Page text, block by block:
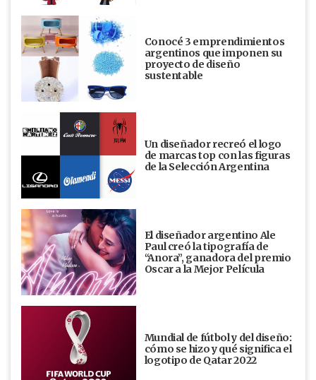
Conocé 3 emprendimientos
argentinos que imponen su
proyecto de diseño
sustentable
Un diseñador recreó el logo
de marcas top con las figuras
de la Selección Argentina
El diseñador argentino Ale
Paul creó la tipografía de
“Anora”, ganadora del premio
Oscar a la Mejor Película
Mundial de fútbol y del diseño:
cómo se hizo y qué significa el
logotipo de Qatar 2022